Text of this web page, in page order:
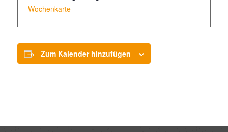
Wochenkarte
Zum Kalender hinzufügen